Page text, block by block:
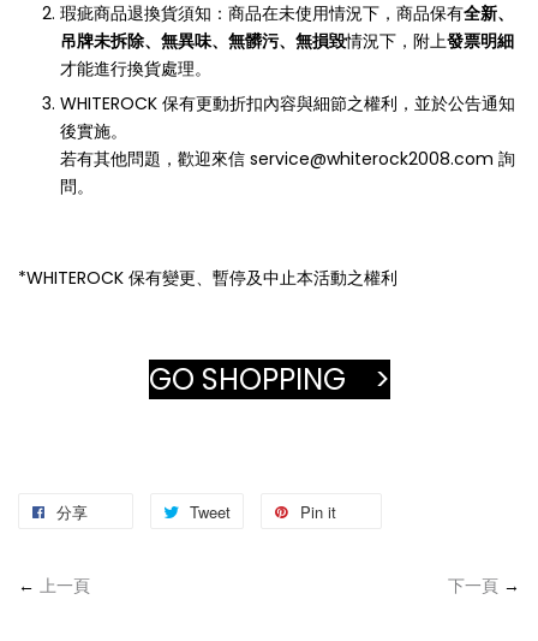
瑕疵商品退換貨須知：商品在未使用情況下，商品保有全新、
吊牌未拆除、無異味、無髒污、無損毀情況下，附上發票明細
才能進行換貨處理。
WHITEROCK 保有更動折扣內容與細節之權利，並於公告通知
後實施。
若有其他問題，歡迎來信 service@whiterock2008.com 詢
問。
*WHITEROCK 保有變更、暫停及中止本活動之權利
GO SHOPPING >
分享 Tweet Pin it
← 上一頁 下一頁 →